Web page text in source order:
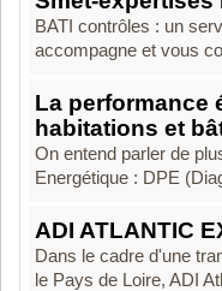
BATI contrôles : un
accompagne et vous
La performance
habitations et
On entend parler de
Energétique : DPE
ADI ATLANTIC
Dans le cadre d'une
le Pays de Loire, ADI